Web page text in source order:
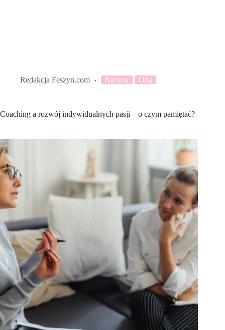
Redakcja Feszyn.com Kariera Ona
Coaching a rozwój indywidualnych pasji – o czym pamiętać?